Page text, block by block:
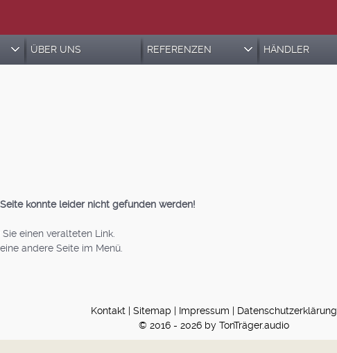
ÜBER UNS REFERENZEN HÄNDLER
konnte leider nicht gefunden werden!
einen veralteten Link.
andere Seite im Menü.
Kontakt| Sitemap | Impressum | Datenschutzerklärung
© 2016 - 2026 by TonTräger.audio